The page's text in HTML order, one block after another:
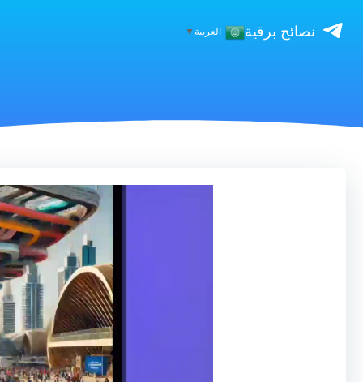
نصائح برقية العربية▼